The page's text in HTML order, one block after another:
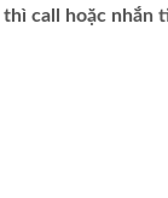
thì call hoặc